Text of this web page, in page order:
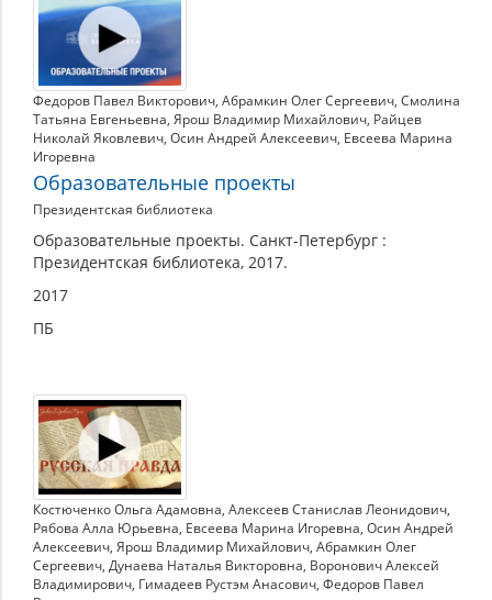
Федоров Павел Викторович, Абрамкин Олег Сергеевич, Смолина
Татьяна Евгеньевна, Ярош Владимир Михайлович, Райцев
Николай Яковлевич, Осин Андрей Алексеевич, Евсеева Марина
Игоревна
Образовательные проекты
Президентская библиотека
Образовательные проекты. Санкт-Петербург :
Президентская библиотека, 2017.
2017
ПБ
Костюченко Ольга Адамовна, Алексеев Станислав Леонидович,
Рябова Алла Юрьевна, Евсеева Марина Игоревна, Осин Андрей
Алексеевич, Ярош Владимир Михайлович, Абрамкин Олег
Сергеевич, Дунаева Наталья Викторовна, Воронович Алексей
Владимирович, Гимадеев Рустэм Анасович, Федоров Павел